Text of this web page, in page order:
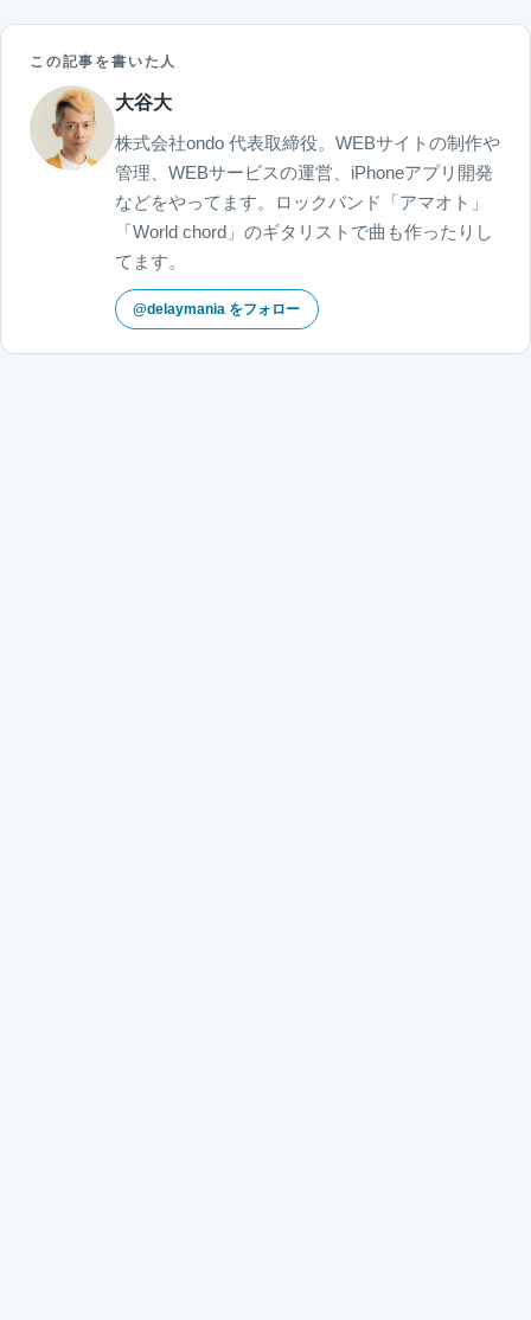
この記事を書いた人
大谷大
株式会社ondo 代表取締役。WEBサイトの制作や
管理、WEBサービスの運営、iPhoneアプリ開発
などをやってます。ロックバンド「アマオト」
「World chord」のギタリストで曲も作ったりし
てます。
@delaymania をフォロー